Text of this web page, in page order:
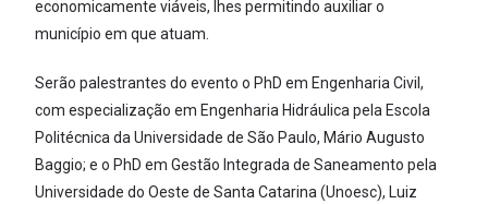
economicamente viáveis, lhes permitindo auxiliar o
município em que atuam.
Serão palestrantes do evento o PhD em Engenharia Civil,
com especialização em Engenharia Hidráulica pela Escola
Politécnica da Universidade de São Paulo, Mário Augusto
Baggio; e o PhD em Gestão Integrada de Saneamento pela
Universidade do Oeste de Santa Catarina (Unoesc), Luiz